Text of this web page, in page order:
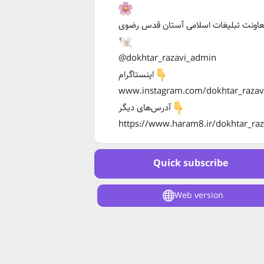
تبلیغات اسلامی آستان قدس رضوی
@dokhtar_razavi_admin
اینستاگرام
www.instagram.com/
آدرس‌های دیگر
https://www.haram8.ir/
Quick subscribe
Web version